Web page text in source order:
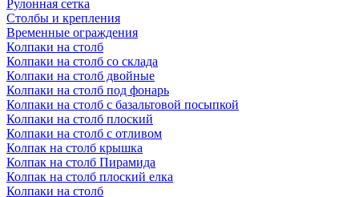
Рулонная сетка
Столбы и крепления
Временные ограждения
Колпаки на столб
Колпаки на столб со склада
Колпаки на столб двoйные
Колпаки на столб под фонарь
Колпаки на столб с базальтовой посыпкой
Колпаки на столб плоский
Колпаки на столб с отливом
Колпак на столб крышка
Колпак на столб Пирамида
Колпак на столб плоский елка
Колпаки на столб